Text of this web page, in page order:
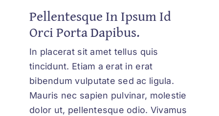
Pellentesque In Ipsum Id
Orci Porta Dapibus.
In placerat sit amet tellus quis
tincidunt. Etiam a erat in erat
bibendum vulputate sed ac ligula.
Mauris nec sapien pulvinar, molestie
dolor ut, pellentesque odio. Vivamus